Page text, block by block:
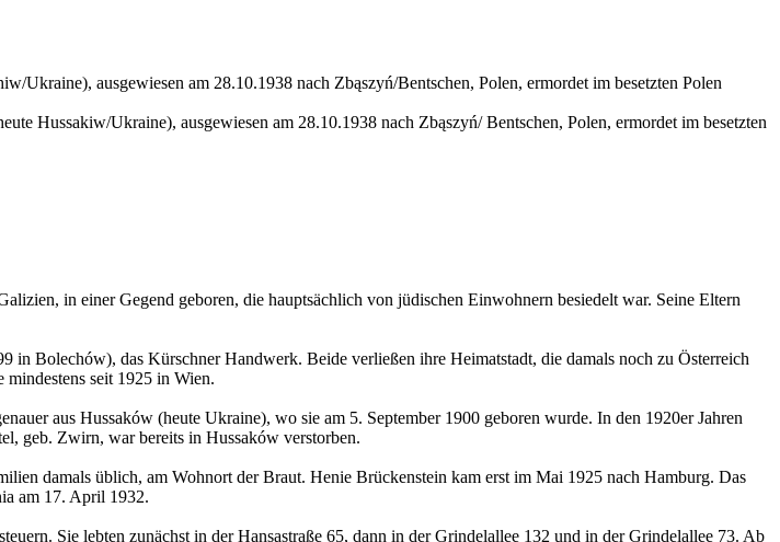
Ukraine), ausgewiesen am 28.10.1938 nach Zbąszyń/Bentschen, Polen, ermordet im besetzten Polen
Hussakiw/Ukraine), ausgewiesen am 28.10.1938 nach Zbąszyń/ Bentschen, Polen, ermordet im besetzten
in einer Gegend geboren, die hauptsächlich von jüdischen Einwohnern besiedelt war. Seine Eltern
Bolechów), das Kürschner Handwerk. Beide verließen ihre Heimatstadt, die damals noch zu Österreich
seit 1925 in Wien.
aus Hussaków (heute Ukraine), wo sie am 5. September 1900 geboren wurde. In den 1920er Jahren
geb. Zwirn, war bereits in Hussaków verstorben.
damals üblich, am Wohnort der Braut. Henie Brückenstein kam erst im Mai 1925 nach Hamburg. Das
am 17. April 1932.
Sie lebten zunächst in der Hansastraße 65, dann in der Grindelallee 132 und in der Grindelallee 73. Ab